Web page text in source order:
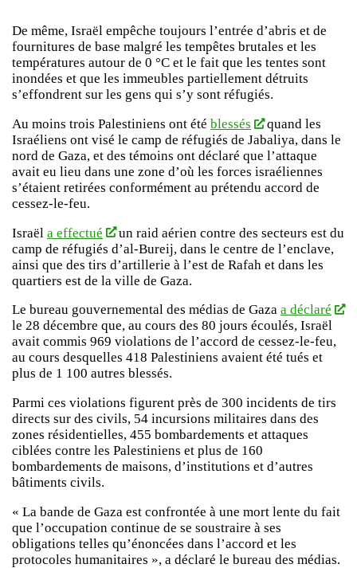
De même, Israël empêche toujours l’entrée d’abris et de
fournitures de base malgré les tempêtes brutales et les
températures autour de 0 °C et le fait que les tentes sont
inondées et que les immeubles partiellement détruits
s’effondrent sur les gens qui s’y sont réfugiés.
Au moins trois Palestiniens ont été blessés
quand les
Israéliens ont visé le camp de réfugiés de Jabaliya, dans le
nord de Gaza, et des témoins ont déclaré que l’attaque
avait eu lieu dans une zone d’où les forces israéliennes
s’étaient retirées conformément au prétendu accord de
cessez-le-feu.
Israël a effectué
un raid aérien contre des secteurs est du
camp de réfugiés d’al-Bureij, dans le centre de l’enclave,
ainsi que des tirs d’artillerie à l’est de Rafah et dans les
quartiers est de la ville de Gaza.
Le bureau gouvernemental des médias de Gaza a déclaré
le 28 décembre que, au cours des 80 jours écoulés, Israël
avait commis 969 violations de l’accord de cessez-le-feu,
au cours desquelles 418 Palestiniens avaient été tués et
plus de 1 100 autres blessés.
Parmi ces violations figurent près de 300 incidents de tirs
directs sur des civils, 54 incursions militaires dans des
zones résidentielles, 455 bombardements et attaques
ciblées contre les Palestiniens et plus de 160
bombardements de maisons, d’institutions et d’autres
bâtiments civils.
« La bande de Gaza est confrontée à une mort lente du fait
que l’occupation continue de se soustraire à ses
obligations telles qu’énoncées dans l’accord et les
protocoles humanitaires », a déclaré le bureau des médias.